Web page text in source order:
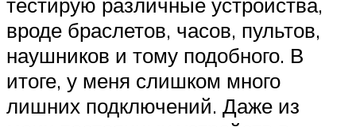
вроде браслетов, часов, пультов,
наушников и тому подобного. В
итоге, у меня слишком много
лишних подключений. Даже из